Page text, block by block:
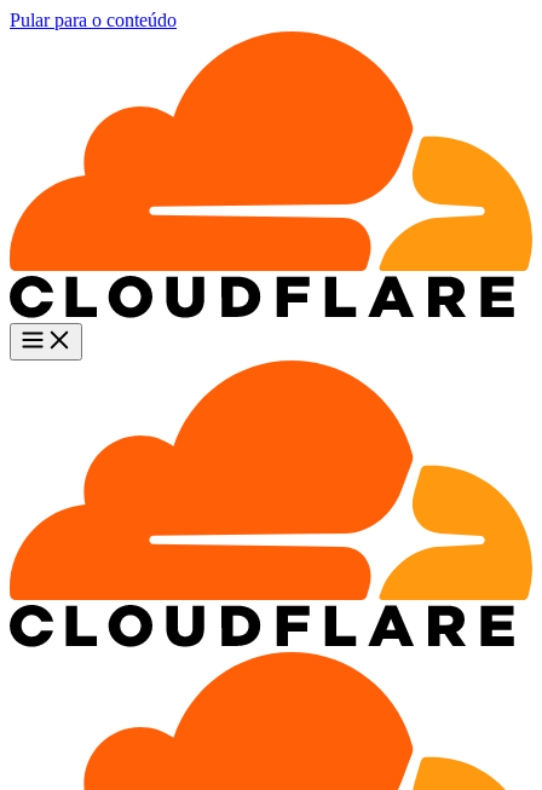
Pular para o conteúdo